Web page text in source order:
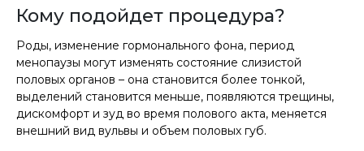
Кому подойдет процедура?
Роды, изменение гормонального фона, период
менопаузы могут изменять состояние слизистой
половых органов – она становится более тонкой,
выделений становится меньше, появляются трещины,
дискомфорт и зуд во время полового акта, меняется
внешний вид вульвы и объем половых губ.